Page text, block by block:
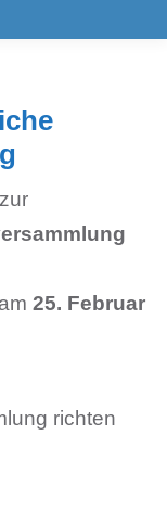
am 25. Februar
richten